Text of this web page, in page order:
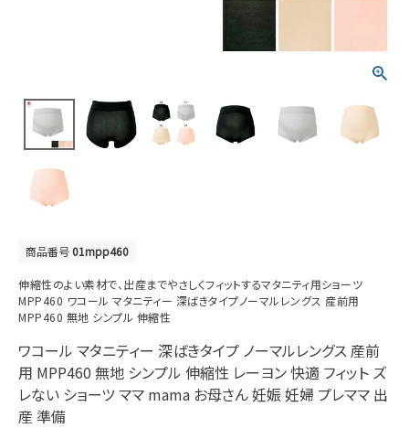
商品番号01mpp460
伸縮性のよい素材で、出産までやさしくフィットするマタニティ用ショーツ
MPP460 ワコール マタニティー 深ばきタイプノーマルレングス 産前用
MPP460 無地 シンプル 伸縮性
ワコール マタニティー 深ばきタイプ ノーマルレングス 産前
用 MPP460 無地 シンプル 伸縮性 レーヨン 快適 フィット ズ
レない ショーツ ママ mama お母さん 妊娠 妊婦 プレママ 出
産 準備